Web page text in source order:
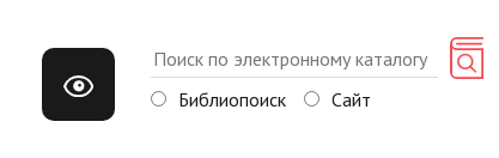
Библиопоиск Сайт